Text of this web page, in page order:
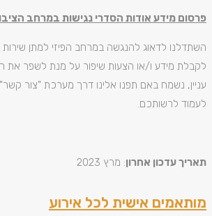
פרסום מידע אודות הסדרי נגישות במרחב
השתדלנו לדאוג להנגשה במרחב הפיזי למתן שירות
לקבלת מידע ו/או הצעות שיפור על מנת לשפר את
עניין, נשמח באם תפנו אלינו דרך מערכת "צור
לעמוד לרשותכם.
תאריך עדכון אחרון: מרץ 2023
מותאמים אישית לכל אירוע